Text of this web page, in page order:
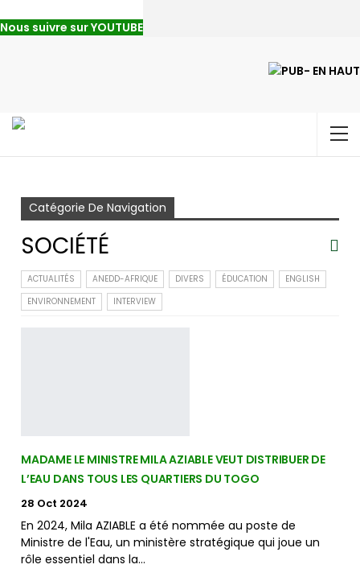
Nous suivre sur YOUTUBE
Catégorie De Navigation
SOCIÉTÉ
ACTUALITÉS ANEDD-AFRIQUE DIVERS ÉDUCATION
ENGLISH
ENVIRONNEMENT
INTERVIEW
MADAME LE MINISTRE MILA AZIABLE VEUT DISTRIBUER DE
L’EAU DANS TOUS LES QUARTIERS DU TOGO
28 Oct 2024
En 2024, Mila AZIABLE a été nommée au poste de
Ministre de l'Eau, un ministère stratégique qui joue un
rôle essentiel dans la…